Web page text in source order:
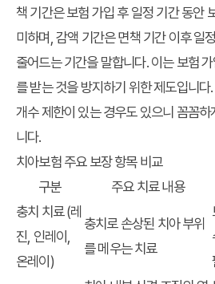
책 기간은 보험 가입 후 일정 기간 동안
미하며, 감액 기간은 면책 기간 이후 일
줄어드는 기간을 말합니다. 이는 보험
를 받는 것을 방지하기 위한 제도입니
개수 제한이 있는 경우도 있으니 꼼꼼
니다.
치아보험 주요 보장 항목 비교
구분
주요 치료 내용
충치 치료 (레
진, 인레이,
온레이)
충치로 손상된 치아 부위
를 메우는 치료